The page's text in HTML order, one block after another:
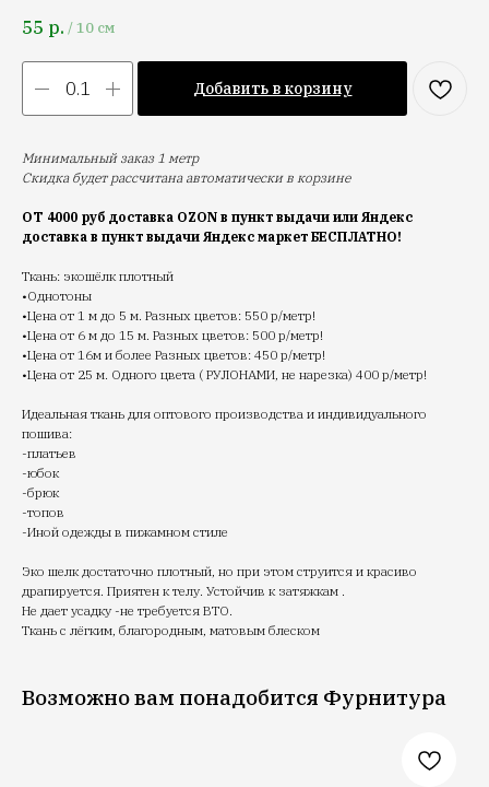
55 р. /10 см
Добавить в корзину
Минимальный заказ 1 метр
Скидка будет рассчитана автоматически в корзине
ОТ 4000 руб доставка OZON в пункт выдачи или Яндекс
доставка в пункт выдачи Яндекс маркет БЕСПЛАТНО!
Ткань: экошёлк плотный
•Однотоны
•Цена от 1 м до 5 м. Разных цветов: 550 р/метр!
•Цена от 6 м до 15 м. Разных цветов: 500 р/метр!
•Цена от 16м и более Разных цветов: 450 р/метр!
•Цена от 25 м. Одного цвета ( РУЛОНАМИ, не нарезка) 400 р/метр!
Идеальная ткань для оптового производства и индивидуального
пошива:
-платьев
-юбок
-брюк
-топов
-Иной одежды в пижамном стиле
Эко шелк достаточно плотный, но при этом струится и красиво
драпируется. Приятен к телу. Устойчив к затяжкам .
Не дает усадку -не требуется ВТО.
Ткань с лёгким, благородным, матовым блеском
Возможно вам понадобится Фурнитура